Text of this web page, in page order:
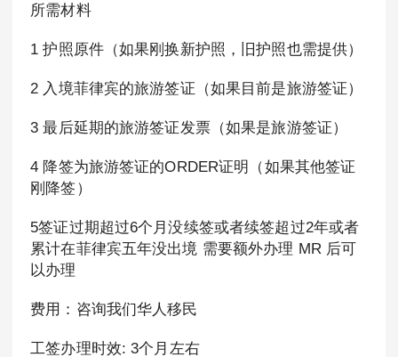
所需材料
1 护照原件（如果刚换新护照，旧护照也需提供）
2 入境菲律宾的旅游签证（如果目前是旅游签证）
3 最后延期的旅游签证发票（如果是旅游签证）
4 降签为旅游签证的ORDER证明（如果其他签证
刚降签）
5签证过期超过6个月没续签或者续签超过2年或者
累计在菲律宾五年没出境 需要额外办理 MR 后可
以办理
费用：咨询我们华人移民
工签办理时效: 3个月左右